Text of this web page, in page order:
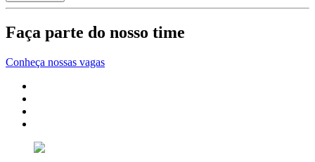
Faça parte do nosso time
Conheça nossas vagas